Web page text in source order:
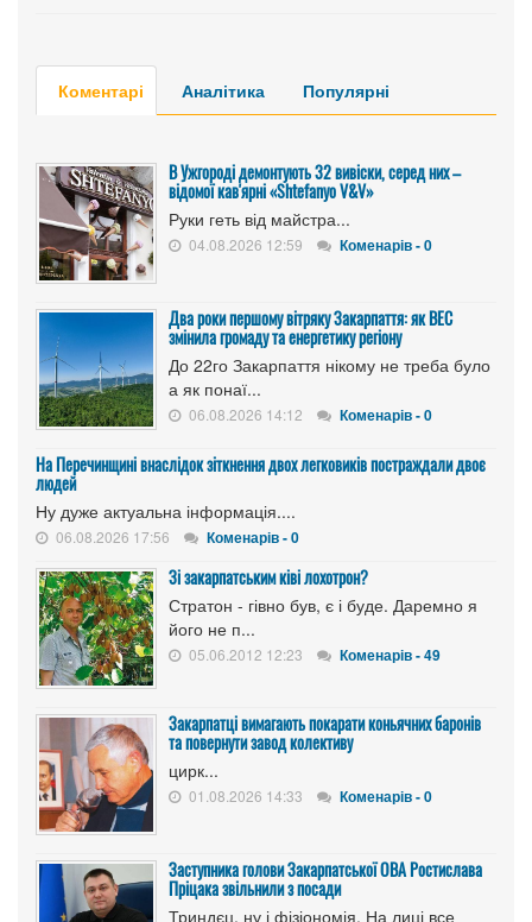
Коментарі Аналітика Популярні
В Ужгороді демонтують 32 вивіски, серед них –
відомої кав'ярні «Shtefanyo V&V»
Руки геть від майстра...
04.08.2026 12:59 Коменарів - 0
Два роки першому вітряку Закарпаття: як ВЕС
змінила громаду та енергетику регіону
До 22го Закарпаття нікому не треба було
а як понаї...
06.08.2026 14:12 Коменарів - 0
На Перечинщині внаслідок зіткнення двох легковиків постраждали двоє
людей
Ну дуже актуальна інформація....
06.08.2026 17:56 Коменарів - 0
Зі закарпатським ківі лохотрон?
Стратон - гівно був, є і буде. Даремно я
його не п...
05.06.2012 12:23 Коменарів - 49
Закарпатці вимагають покарати коньячних баронів
та повернути завод колективу
цирк...
01.08.2026 14:33 Коменарів - 0
Заступника голови Закарпатської ОВА Ростислава
Пріцака звільнили з посади
Триндєц, ну і фізіономія. На лиці все